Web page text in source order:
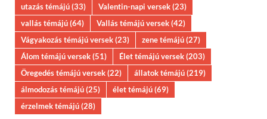
utazás témájú(33) Valentin-napi versek(23)
vallás témájú(64) Vallás témájú versek(42)
Vágyakozás témájú versek(23) zene témájú(27)
Álom témájú versek(51) Élet témájú versek(203)
Öregedés témájú versek(22) állatok témájú(219)
álmodozás témájú(25) élet témájú(69)
érzelmek témájú(28)